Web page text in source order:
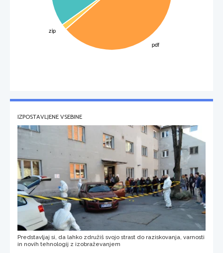
IZPOSTAVLJENE VSEBINE
Predstavljaj si, da lahko združiš svojo strast do raziskovanja, varnosti
in novih tehnologij z izobraževanjem